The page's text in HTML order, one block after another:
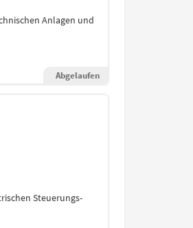
Anlagen und
Abgelaufen
Steuerungs-